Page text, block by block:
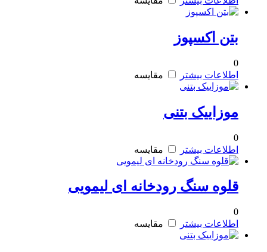
بتن اکسپوز
0
اطلاعات بیشتر
مقایسه
موزاییک بتنی
0
اطلاعات بیشتر
مقایسه
قلوه سنگ رودخانه ای لیمویی
0
اطلاعات بیشتر
مقایسه